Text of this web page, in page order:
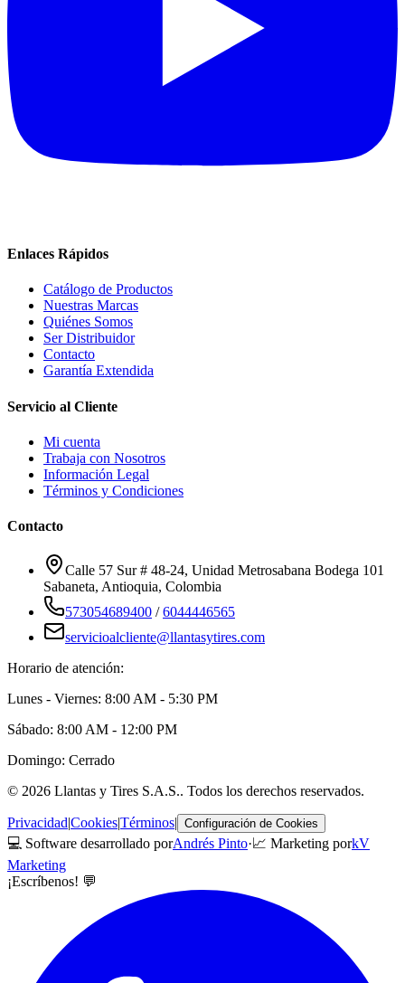
Enlaces Rápidos
Catálogo de Productos
Nuestras Marcas
Quiénes Somos
Ser Distribuidor
Contacto
Garantía Extendida
Servicio al Cliente
Mi cuenta
Trabaja con Nosotros
Información Legal
Términos y Condiciones
Contacto
Calle 57 Sur # 48-24, Unidad Metrosabana Bodega 101
Sabaneta, Antioquia, Colombia
573054689400 /6044446565
servicioalcliente@llantasytires.com
Horario de atención:
Lunes - Viernes: 8:00 AM - 5:30 PM
Sábado: 8:00 AM - 12:00 PM
Domingo: Cerrado
© 2026 Llantas y Tires S.A.S.. Todos los derechos reservados.
Privacidad|Cookies|Términos| Configuración de Cookies
💻 Software desarrollado porAndrés Pinto·📈 Marketing porkV
Marketing
¡Escríbenos! 💬